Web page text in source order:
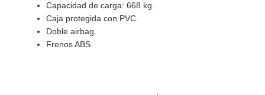
Capacidad de carga: 668 kg.
Caja protegida con PVC.
Doble airbag.
Frenos ABS.